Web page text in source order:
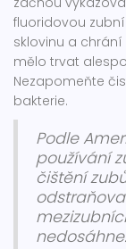
fluoridovou
sklovinu a
mělo trvat
Nezapomeňte
bakterie.
Podle
používání
čištění
nedosáhne.